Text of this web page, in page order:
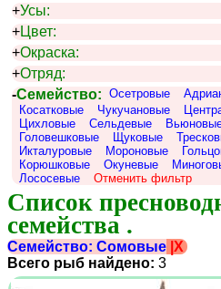
+Усы:
+Цвет:
+Окраска:
+Отряд:
-Семейство: Осетровые
Косатковые
Чукучановые
Цихловые
Сельдевые
Головешковые
Щуковые
Икталуровые
Мороновые
Корюшковые
Окуневые
Лососевые
Отменить фильтр
Список
семейства .
Семейство: Сомовые |X
Всего рыб найдено: 3